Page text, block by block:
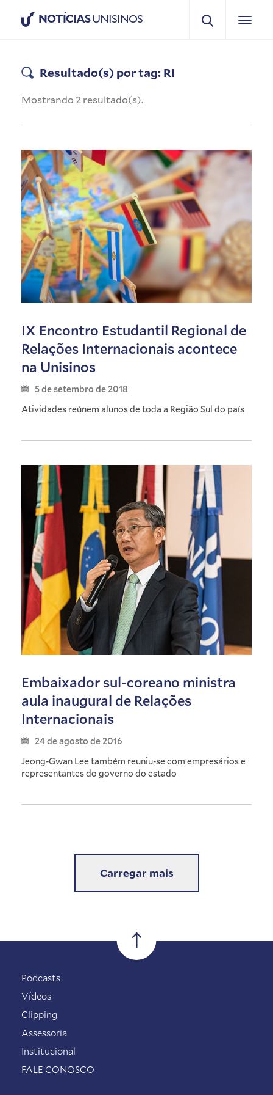
NOTÍCIASUNISINOS
Resultado(s) por tag: RI
Mostrando 2 resultado(s).
IX Encontro Estudantil Regional de
Relações Internacionais acontece
na Unisinos
5 de setembro de 2018
Atividades reúnem alunos de toda a Região Sul do país
Embaixador sul-coreano ministra
aula inaugural de Relações
Internacionais
24 de agosto de 2016
Jeong-Gwan Lee também reuniu-se com empresários e
representantes do governo do estado
Carregar mais
Podcasts
Vídeos
Clipping
Assessoria
Institucional
FALE CONOSCO